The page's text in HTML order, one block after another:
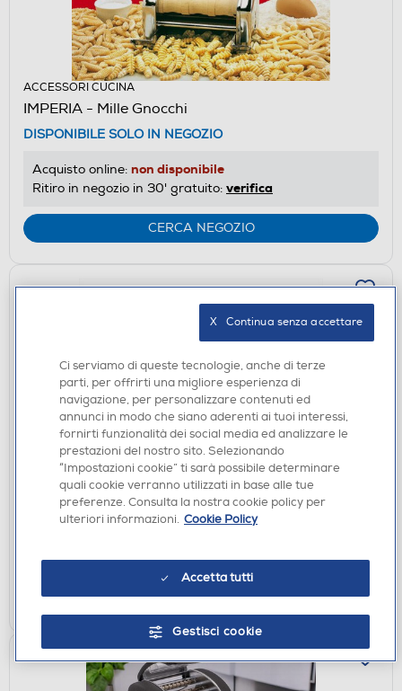
ACCESSORI CUCINA
IMPERIA - Mille Gnocchi
DISPONIBILE SOLO IN NEGOZIO
Acquisto online: non disponibile
Ritiro in negozio in 30' gratuito: verifica
CERCA NEGOZIO
IMPASTATRICI
IMPERIA - LA FABBRICA DELLA PASTA-
Silver/Legno
DISPONIBILE SOLO IN NEGOZIO
Ritiro in negozio in 30' gratuito:verifica
CERCA NEGOZIO
Ci serviamo di queste tecnologie, anche di terze
parti, per offrirti una migliore esperienza di
navigazione, per personalizzare contenuti ed
annunci in modo che siano aderenti ai tuoi interessi,
fornirti funzionalità dei social media ed analizzare le
prestazioni del nostro sito. Selezionando
“Impostazioni cookie” ti sarà possibile determinare
quali cookie verranno utilizzati in base alle tue
preferenze. Consulta la nostra cookie policy per
ulteriori informazioni. Cookie Policy
Accetta tutti
Gestisci cookie
X   Continua senza accettare